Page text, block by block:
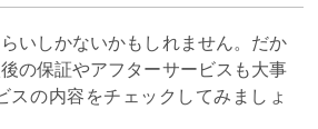
いしかないかもしれません。だか
の保証やアフターサービスも大事
の内容をチェックしてみましょ